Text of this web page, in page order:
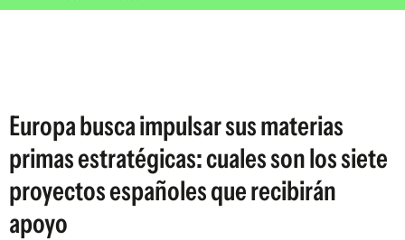
Europa busca impulsar sus materias
primas estratégicas: cuales son los siete
proyectos españoles que recibirán
apoyo